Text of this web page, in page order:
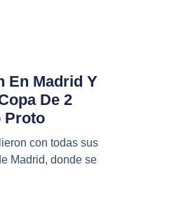
En Madrid Y
De 2
Proto
con todas sus
Madrid, donde se